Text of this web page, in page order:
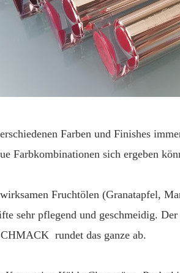
Farben und Finishes
Farbkombinationen sich ergeben
Fruchtölen (Granatapfel,
sehr pflegend und geschmeidig. Der
rundet das ganze ab.